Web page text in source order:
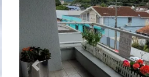
Previous